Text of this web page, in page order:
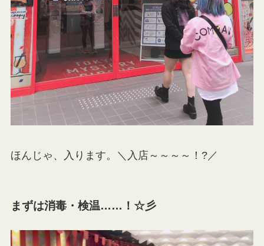
ほんじゃ、入ります。＼入店～～～～！?／
まずは消毒・検温……！ ☆彡